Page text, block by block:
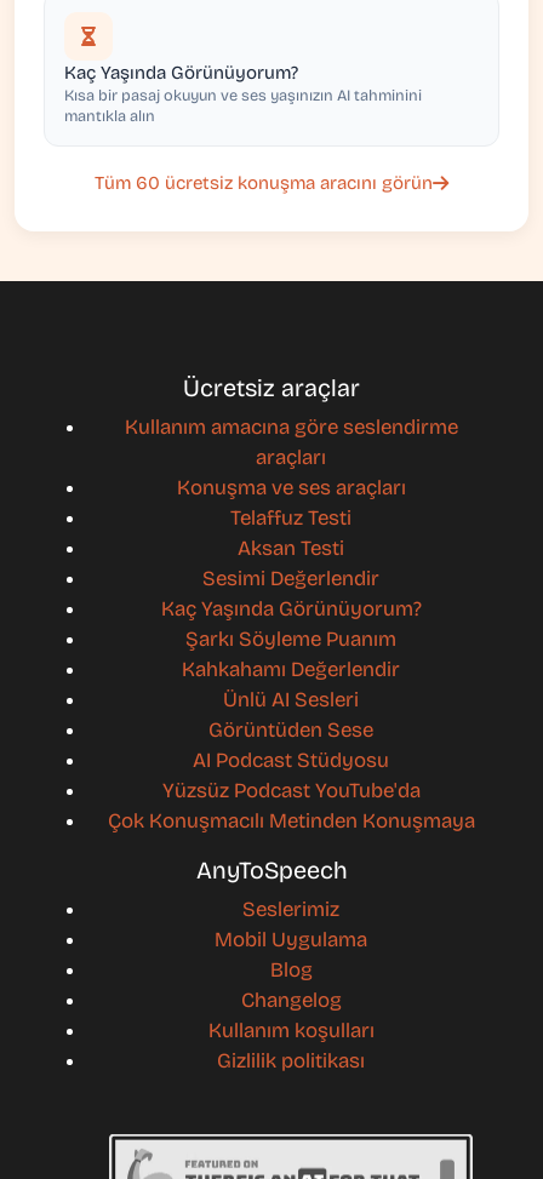
Kaç Yaşında Görünüyorum?
Kısa bir pasaj okuyun ve ses yaşınızın AI tahminini
mantıkla alın
Tüm 60 ücretsiz konuşma aracını görün
Ücretsiz araçlar
Kullanım amacına göre seslendirme
araçları
Konuşma ve ses araçları
Telaffuz Testi
Aksan Testi
Sesimi Değerlendir
Kaç Yaşında Görünüyorum?
Şarkı Söyleme Puanım
Kahkahamı Değerlendir
Ünlü AI Sesleri
Görüntüden Sese
AI Podcast Stüdyosu
Yüzsüz Podcast YouTube'da
Çok Konuşmacılı Metinden Konuşmaya
AnyToSpeech
Seslerimiz
Mobil Uygulama
Blog
Changelog
Kullanım koşulları
Gizlilik politikası